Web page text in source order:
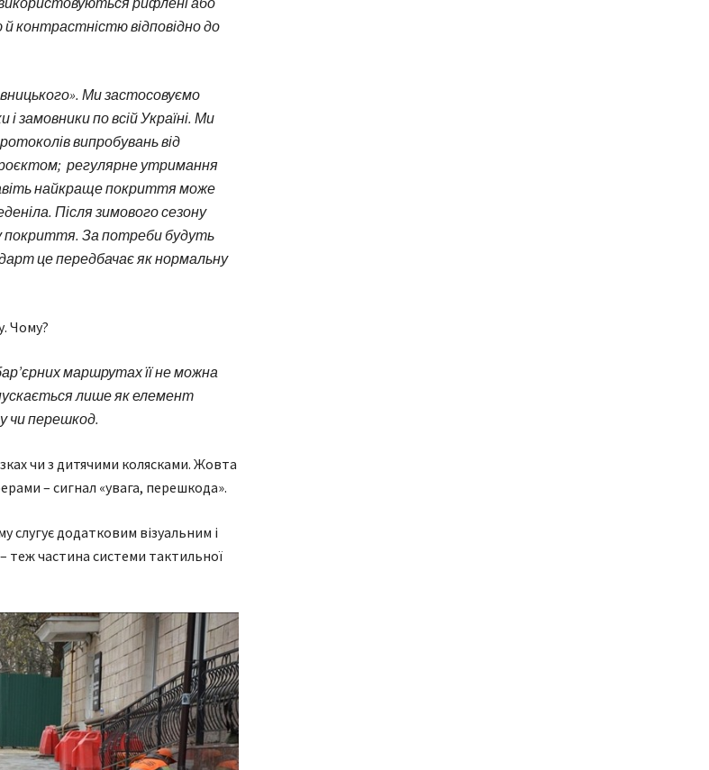
контрастністю відповідно до
Ми застосовуємо
замовники по всій Україні. Ми
випробувань від
регулярне утримання
найкраще покриття може
Після зимового сезону
покриття. За потреби будуть
це передбачає як нормальну
Чому?
маршрутах її не можна
лише як елемент
чи перешкод.
чи з дитячими колясками. Жовта
– сигнал «увага, перешкода».
слугує додатковим візуальним і
частина системи тактильної